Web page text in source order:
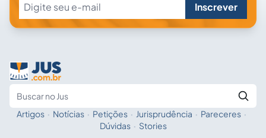
Inscrever
Fale com a IA
Artigos · Notícias · Petições · Jurisprudência · Pareceres ·
Dúvidas · Stories